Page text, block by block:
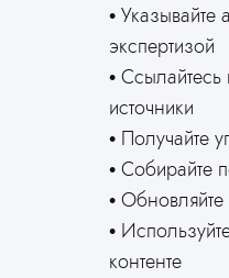
Указывайте
экспертизой
Ссылайтесь
источники
Получайте
Собирайте
Обновляйте
контенте